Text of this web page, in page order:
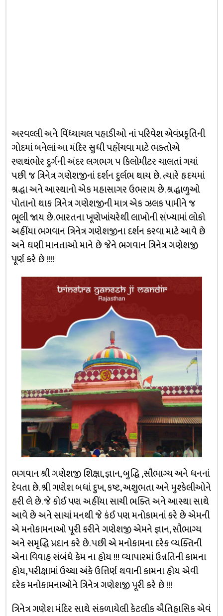
અરવલ્લી અને વિંધ્યાચલ પહાડીઓ નાં પરિવેશ એવંપ્રકૃતિની
ગોદમાં બનેલાં આ મંદિર સુધી પહોંચવા માટે ભક્તોએ
રણથંભોર દુર્ગની અંદર લગભગ ૫ કિલોમીટર ચાલતાં ગયાં
પછી જ ત્રિનેત્ર ગણેશજીનાં દર્શન દુર્લભ થાય છે. ત્યારે હૃદયમાં
શ્રદ્ધા અને આસ્થાનો એક મહાસાગર ઉભરાય છે. શ્રદ્ધાળુઓ
પોતાનો થાક ત્રિનેત્ર ગણેશજીની માત્ર એક ઝલક પામીને જ
ભૂલી જાય છે. ભારતના ખૂણેખાંચરેથી લાખોની સંખ્યામાં લોકો
અહીંયા ભગવાન ત્રિનેત્ર ગણેશજીના દર્શન કરવા માટે આવે છે
અને ઘણી માનતાઓ માને છે જેને ભગવાન ત્રિનેત્ર ગણેશજી
પૂર્ણ કરે છે !!!!
ભગવાન શ્રી ગણેશજી શિક્ષા, જ્ઞાન, બુદ્ધિ ,સૌભાગ્ય અને ધનનાં
દેવતા છે. શ્રી ગણેશ બધાં દુખ, કષ્ટ, અશુભતા અને મુશ્કેલીઓને
હરી લે છે. જે કોઈ પણ અહીંયા સાચી ભક્તિ અને આસ્થા સાથે
આવે છે અને સાચાં મનથી જે કંઈ પણ મનોકામનાં કરે છે એમની
એ મનોકામનાઓ પૂરી કરીને ગણેશજી એમને જ્ઞાન, સૌભાગ્ય
અને સમૃદ્ધિ પ્રદાન કરે છે. પછી એ મનોકામના દરેક વ્યક્તિની
એના વિવાહ સંબંધે કેમ ના હોય !!! વ્યાપારમાં ઉન્નતિની કામના
હોય, પરીક્ષામાં ઉચ્ચા અંકે ઉત્તિર્ણ થવાની કામના હોય એવી
દરેક મનોકામનાઓને ત્રિનેત્ર ગણેશજી પૂરી કરે છે !!!
ત્રિનેત્ર ગણેશ મંદિર સાથે સંકળાયેલી કેટલીક ઐતિહાસિક એવં